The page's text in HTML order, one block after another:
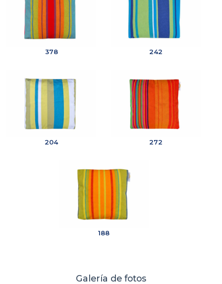
378 242
204 272
188
Galería de fotos